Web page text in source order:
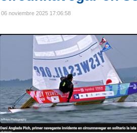
06 noviembre 2025 17:06:58